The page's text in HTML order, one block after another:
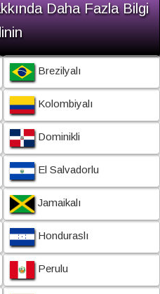
Daha Fazla Bilgi
Brezilyalı
Kolombiyalı
Dominikli
El Salvadorlu
Jamaikalı
Honduraslı
Perulu